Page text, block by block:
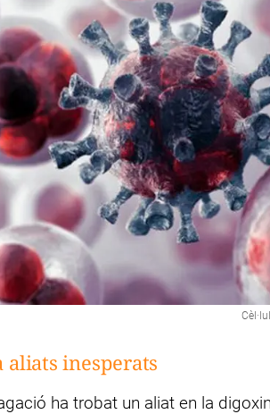
aliats inesperats
ha trobat un aliat en la